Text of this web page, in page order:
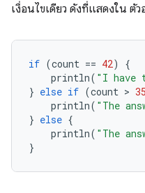
เงื่อนไขเดียว ดังที่แสดงใน ตัว
if (count == 42)
{
println( "I have
} else if (count > 35
println( "The
} else {
println( "The
}